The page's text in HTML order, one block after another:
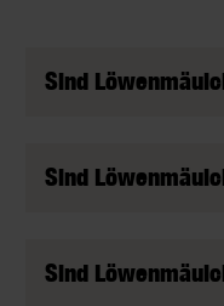
Sind
Sind
Sind